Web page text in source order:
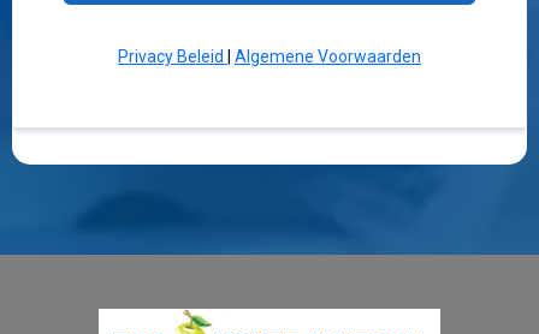
Privacy Beleid Algemene Voorwaarden